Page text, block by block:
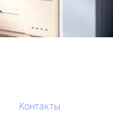
Контакты